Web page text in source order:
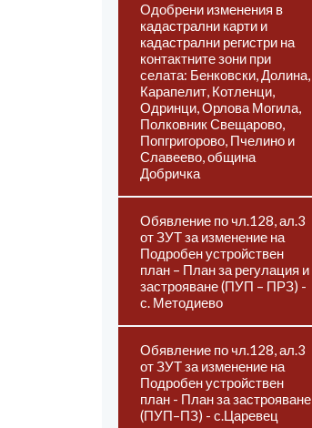
Одобрени изменения в
кадастрални карти и
кадастрални регистри на
контактните зони при
селата: Бенковски, Долина,
Карапелит, Котленци,
Одринци, Орлова Могила,
Полковник Свещарово,
Попгригорово, Пчелино и
Славеево, община
Добричка
Обявление по чл.128, ал.3
от ЗУТ за изменение на
Подробен устройствен
план – План за регулация и
застрояване (ПУП – ПРЗ) -
с. Методиево
Обявление по чл.128, ал.3
от ЗУТ за изменение на
Подробен устройствен
план - План за застрояване
(ПУП–ПЗ) - с.Царевец